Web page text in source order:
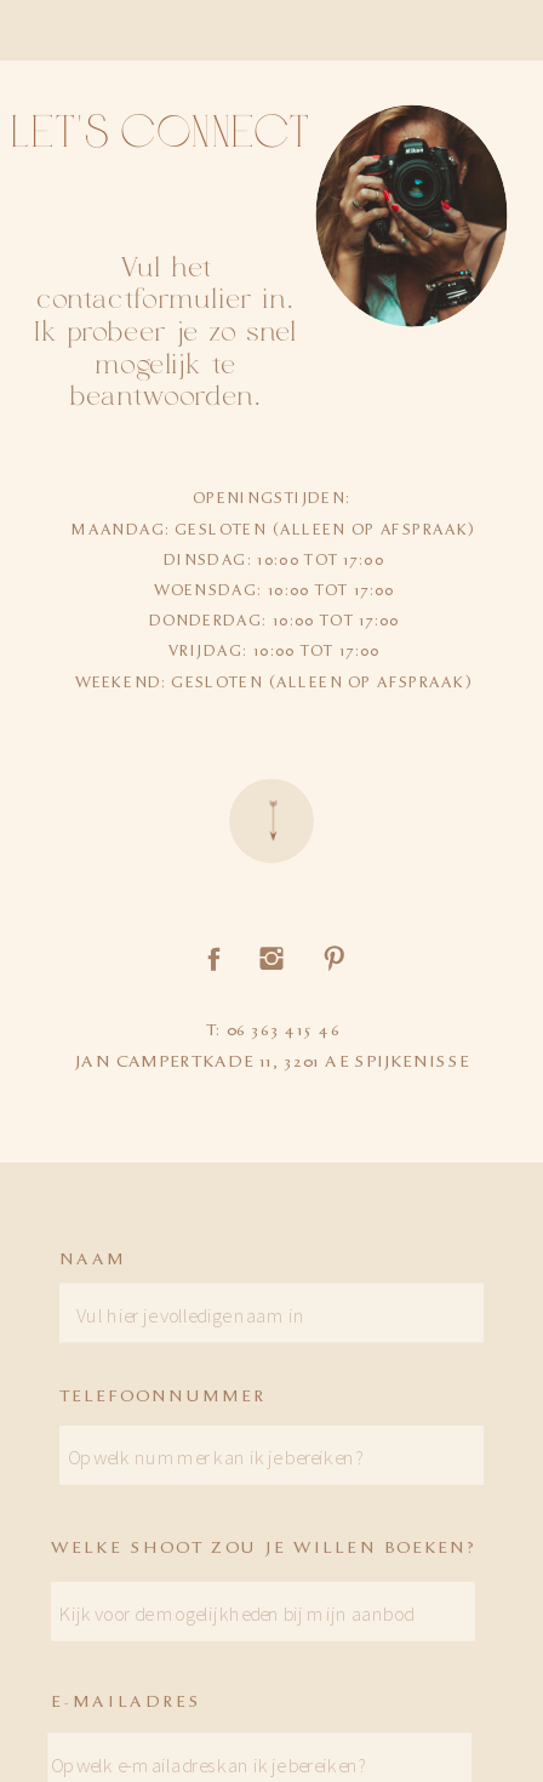
OPENINGSTIJDEN:
MAANDAG: GESLOTEN (ALLEEN OP AFSPRAAK)
DINSDAG: 10:00 TOT 17:00
WOENSDAG: 10:00 TOT 17:00
DONDERDAG: 10:00 TOT 17:00
VRIJDAG: 10:00 TOT 17:00
WEEKEND: GESLOTEN (ALLEEN OP AFSPRAAK)
T: 06 363 415 46
JAN CAMPERTKADE 11, 3201 AE SPIJKENISSE
Vul het
contactformulier in.
Ik probeer je zo snel
mogelijk te
beantwoorden.
Let's Connect
E-MAILADRES
NAAM
TELEFOONNUMMER
WELKE SHOOT ZOU JE WILLEN BOEKEN?